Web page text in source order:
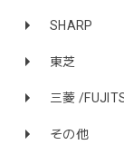
SHARP
東芝
三菱 /
その他